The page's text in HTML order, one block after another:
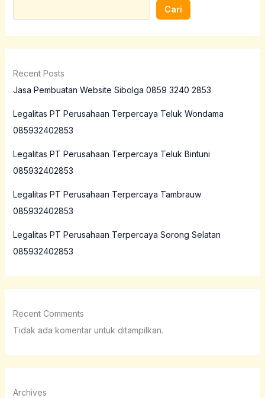
Cari
Recent Posts
Jasa Pembuatan Website Sibolga 0859 3240 2853
Legalitas PT Perusahaan Terpercaya Teluk Wondama
085932402853
Legalitas PT Perusahaan Terpercaya Teluk Bintuni
085932402853
Legalitas PT Perusahaan Terpercaya Tambrauw
085932402853
Legalitas PT Perusahaan Terpercaya Sorong Selatan
085932402853
Recent Comments
Tidak ada komentar untuk ditampilkan.
Archives